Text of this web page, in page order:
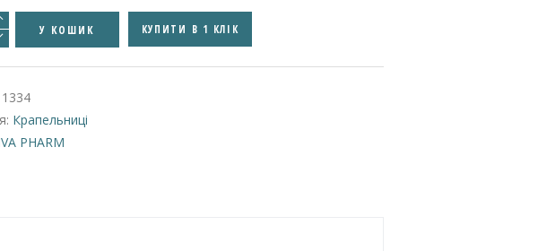
У КОШИК КУПИТИ В 1 КЛІК
1334
Крапельниці
PHARM